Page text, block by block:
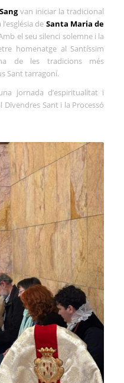
van iniciar la tradicional
de Santa Maria de
el seu silenci solemne i la
homenatge al Santíssim
de les tradicions més
Sant tarragoní.
jornada d’espiritualitat i
Sant i la Processó